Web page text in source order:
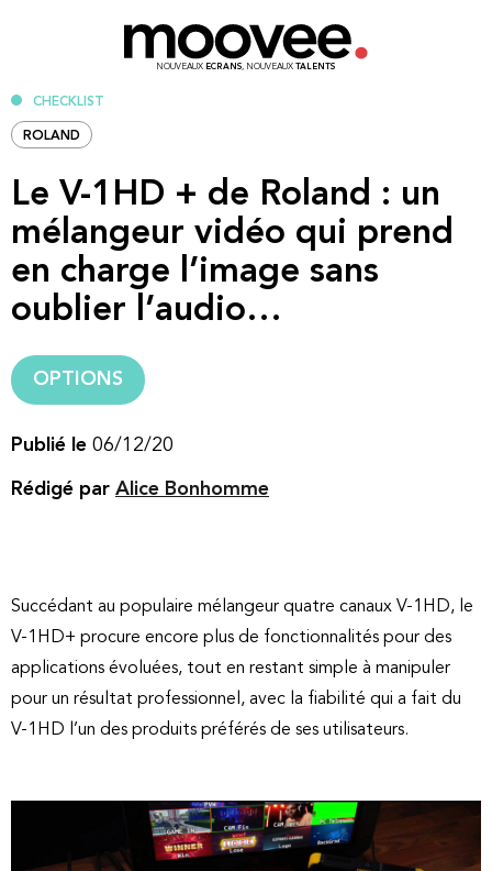
NOUVEAUX ECRANS, NOUVEAUX TALENTS
CHECKLIST
ROLAND
Le V-1HD + de Roland : un
mélangeur vidéo qui prend
en charge l’image sans
oublier l’audio…
OPTIONS
Publié le 06/12/20
Rédigé par Alice Bonhomme
Succédant au populaire mélangeur quatre canaux V-1HD, le
V-1HD+ procure encore plus de fonctionnalités pour des
applications évoluées, tout en restant simple à manipuler
pour un résultat professionnel, avec la fiabilité qui a fait du
V-1HD l’un des produits préférés de ses utilisateurs.